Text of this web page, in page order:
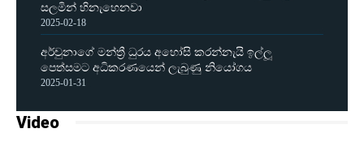
සලමින් හිනැහෙනවා
2025-02-18
අර්චුනාගේ මන්ත්‍රී ධුරය අහෝසි කරන්නැයි ඉල්ලූ
පෙත්සමට අධිකරණයෙන් ලැබුණු නියෝගය
2025-01-31
Video